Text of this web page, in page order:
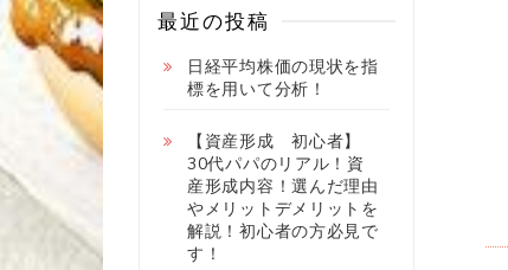
最近の投稿
日経平均株価の現状を指
標を用いて分析！
【資産形成 初心者】
30代パパのリアル！資
産形成内容！選んだ理由
やメリットデメリットを
解説！初心者の方必見で
す！